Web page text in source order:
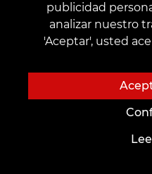
publicidad
analizar nuestro
'Aceptar', usted